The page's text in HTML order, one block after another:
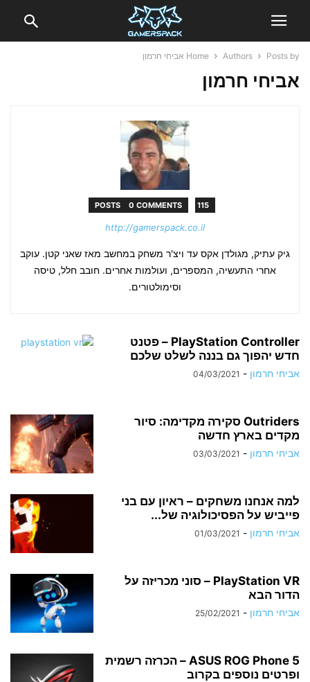
Home Authors Posts by אביחי חרמון
אביחי חרמון
115 POSTS
0 COMMENTS
http://gamerspack.co.il
גיק עתיק, מגולדן אקס עד ויצ'ר משחק במחשב מאז שאני קטן. עוקב
אחרי התעשיה, המספרים, ועולמות אחרים. חובב חלל, טיסה
וסימולטורים.
PlayStation Controller – פטנט
חדש יהפוך גם בננה לשלט שלכם
אביחי חרמון -
04/03/2021
Outriders סקירה מקדימה: סיור
מקדים בארץ חדשה
אביחי חרמון -
03/03/2021
למה אנחנו משחקים – ראיון עם בני
פייביש על הפסיכולוגיה של...
אביחי חרמון -
01/03/2021
PlayStation VR – סוני מכריזה על
הדור הבא
אביחי חרמון -
25/02/2021
ASUS ROG Phone 5 – הכרזה רשמית
ופרטים נוספים בקרוב